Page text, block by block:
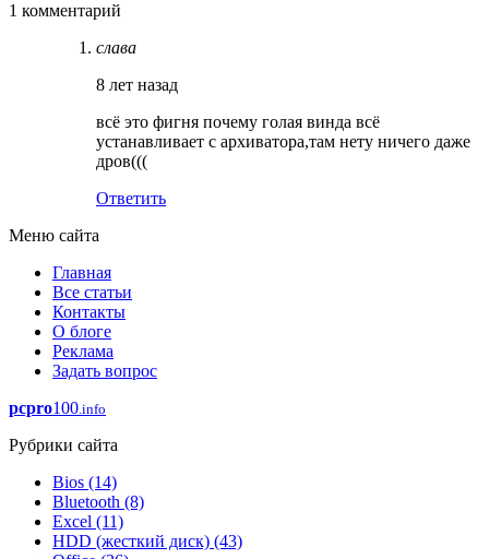
1 комментарий
слава
8 лет назад
всё это фигня почему голая винда всё
устанавливает с архиватора,там нету ничего даже
дров(((
Ответить
Меню сайта
Главная
Все статьи
Контакты
О блоге
Реклама
Задать вопрос
pcpro100.info
Рубрики сайта
Bios (14)
Bluetooth (8)
Excel (11)
HDD (жесткий диск) (43)